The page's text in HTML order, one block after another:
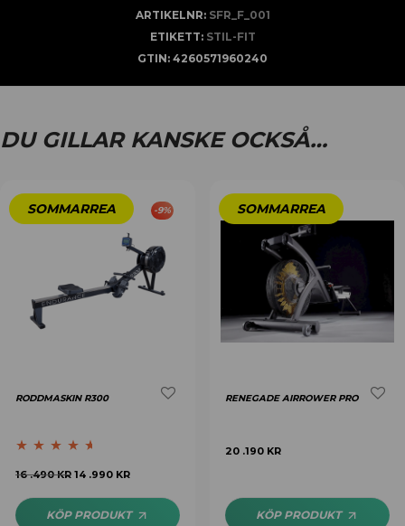
ARTIKELNR: SFR_F_001
ETIKETT: STIL-FIT
GTIN: 4260571960240
DU GILLAR KANSKE OCKSÅ…
-9%
RODDMASKIN R300
Betygsatt
16 .490KR 14 .990 KR
KÖP PRODUKT
RENEGADE AIRROWER PRO
20 .190 KR
KÖP PRODUKT